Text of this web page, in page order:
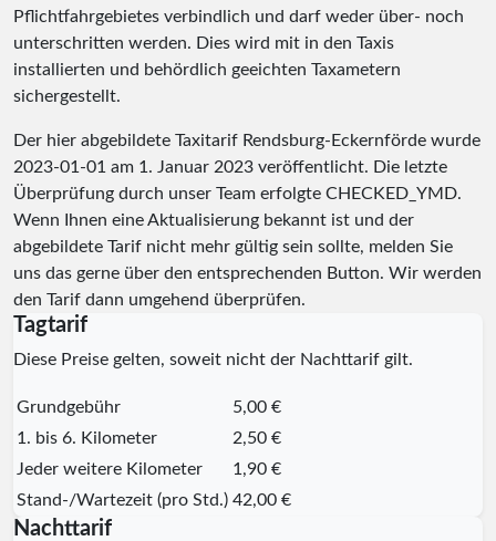
Pflichtfahrgebietes verbindlich und darf weder über- noch
unterschritten werden. Dies wird mit in den Taxis
installierten und behördlich geeichten Taxametern
sichergestellt.
Der hier abgebildete Taxitarif Rendsburg-Eckernförde wurde
2023-01-01 am 1. Januar 2023 veröffentlicht. Die letzte
Überprüfung durch unser Team erfolgte CHECKED_YMD.
Wenn Ihnen eine Aktualisierung bekannt ist und der
abgebildete Tarif nicht mehr gültig sein sollte, melden Sie
uns das gerne über den entsprechenden Button. Wir werden
den Tarif dann umgehend überprüfen.
Tagtarif
Diese Preise gelten, soweit nicht der Nachttarif gilt.
Grundgebühr
5,00 €
1. bis 6. Kilometer
2,50 €
Jeder weitere Kilometer
1,90 €
Stand-/Wartezeit (pro Std.) 42,00 €
Nachttarif